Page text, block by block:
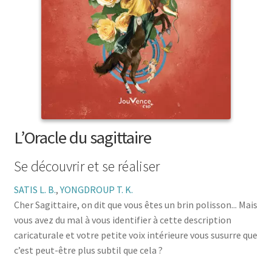
Médecine douces
L’Oracle du sagittaire
Se découvrir et se réaliser
SATIS L. B.,YONGDROUP T. K.
Cher Sagittaire, on dit que vous êtes un brin polisson... Mais
vous avez du mal à vous identifier à cette description
caricaturale et votre petite voix intérieure vous susurre que
c’est peut-être plus subtil que cela ?